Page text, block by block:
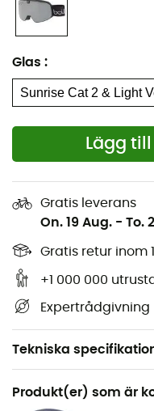
Glas :
Lägg
Gratis leverans
On. 19 Aug. - To.
Gratis retur inom
+1 000 000
Expertrådgivning
Tekniska
Rekommenderad för
Ski / Snowboard
Produkt(er) som är